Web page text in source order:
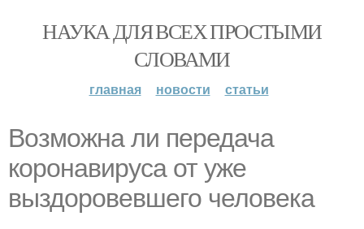
НАУКА ДЛЯ ВСЕХ ПРОСТЫМИ
СЛОВАМИ
главная новости статьи
Возможна ли передача
коронавируса от уже
выздоровевшего человека